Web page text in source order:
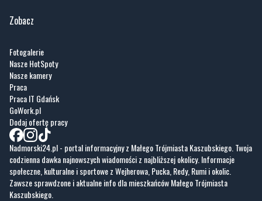
Zobacz
Fotogalerie
Nasze HotSpoty
Nasze kamery
Praca
Praca IT Gdańsk
GoWork.pl
Dodaj ofertę pracy
Nadmorski24.pl - portal informacyjny z Małego Trójmiasta Kaszubskiego. Twoja
codzienna dawka najnowszych wiadomości z najbliższej okolicy. Informacje
społeczne, kulturalne i sportowe z Wejherowa, Pucka, Redy, Rumi i okolic.
Zawsze sprawdzone i aktualne info dla mieszkańców Małego Trójmiasta
Kaszubskiego.